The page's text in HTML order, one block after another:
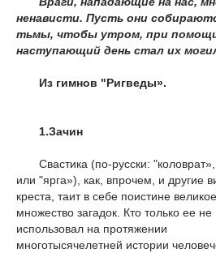
ненависти. Пусть они
тьмы, чтобы утром, при
наступающий день стал их
Из гимнов "Ригведы».
1.Зачин
Свастика (по-русски: "коловрат»,
или "ярга»), как, впрочем, и другие
креста, таит в себе поистине великое
множество загадок. Кто только ее не
использовал на протяжении
многотысячелетней истории